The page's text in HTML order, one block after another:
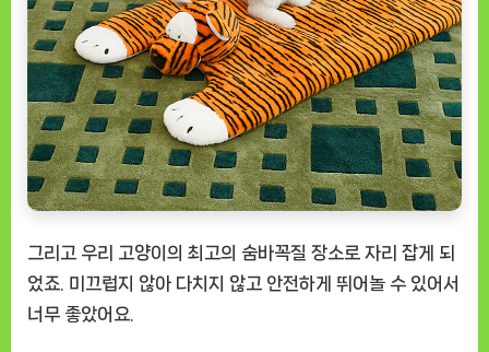
그리고 우리 고양이의 최고의 숨바꼭질 장소로 자리 잡게 되
었죠. 미끄럽지 않아 다치지 않고 안전하게 뛰어놀 수 있어서
너무 좋았어요.